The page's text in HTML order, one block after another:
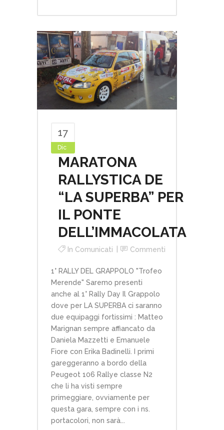
17
Dic
MARATONA
RALLYSTICA DE
“LA SUPERBA” PER
IL PONTE
DELL’IMMACOLATA
In Comunicati Commenti
1° RALLY DEL GRAPPOLO "Trofeo
Merende" Saremo presenti
anche al 1° Rally Day Il Grappolo
dove per LA SUPERBA ci saranno
due equipaggi fortissimi : Matteo
Marignan sempre affiancato da
Daniela Mazzetti e Emanuele
Fiore con Erika Badinelli. I primi
gareggeranno a bordo della
Peugeot 106 Rallye classe N2
che li ha visti sempre
primeggiare, ovviamente per
questa gara, sempre con i ns.
portacolori, non sarà...